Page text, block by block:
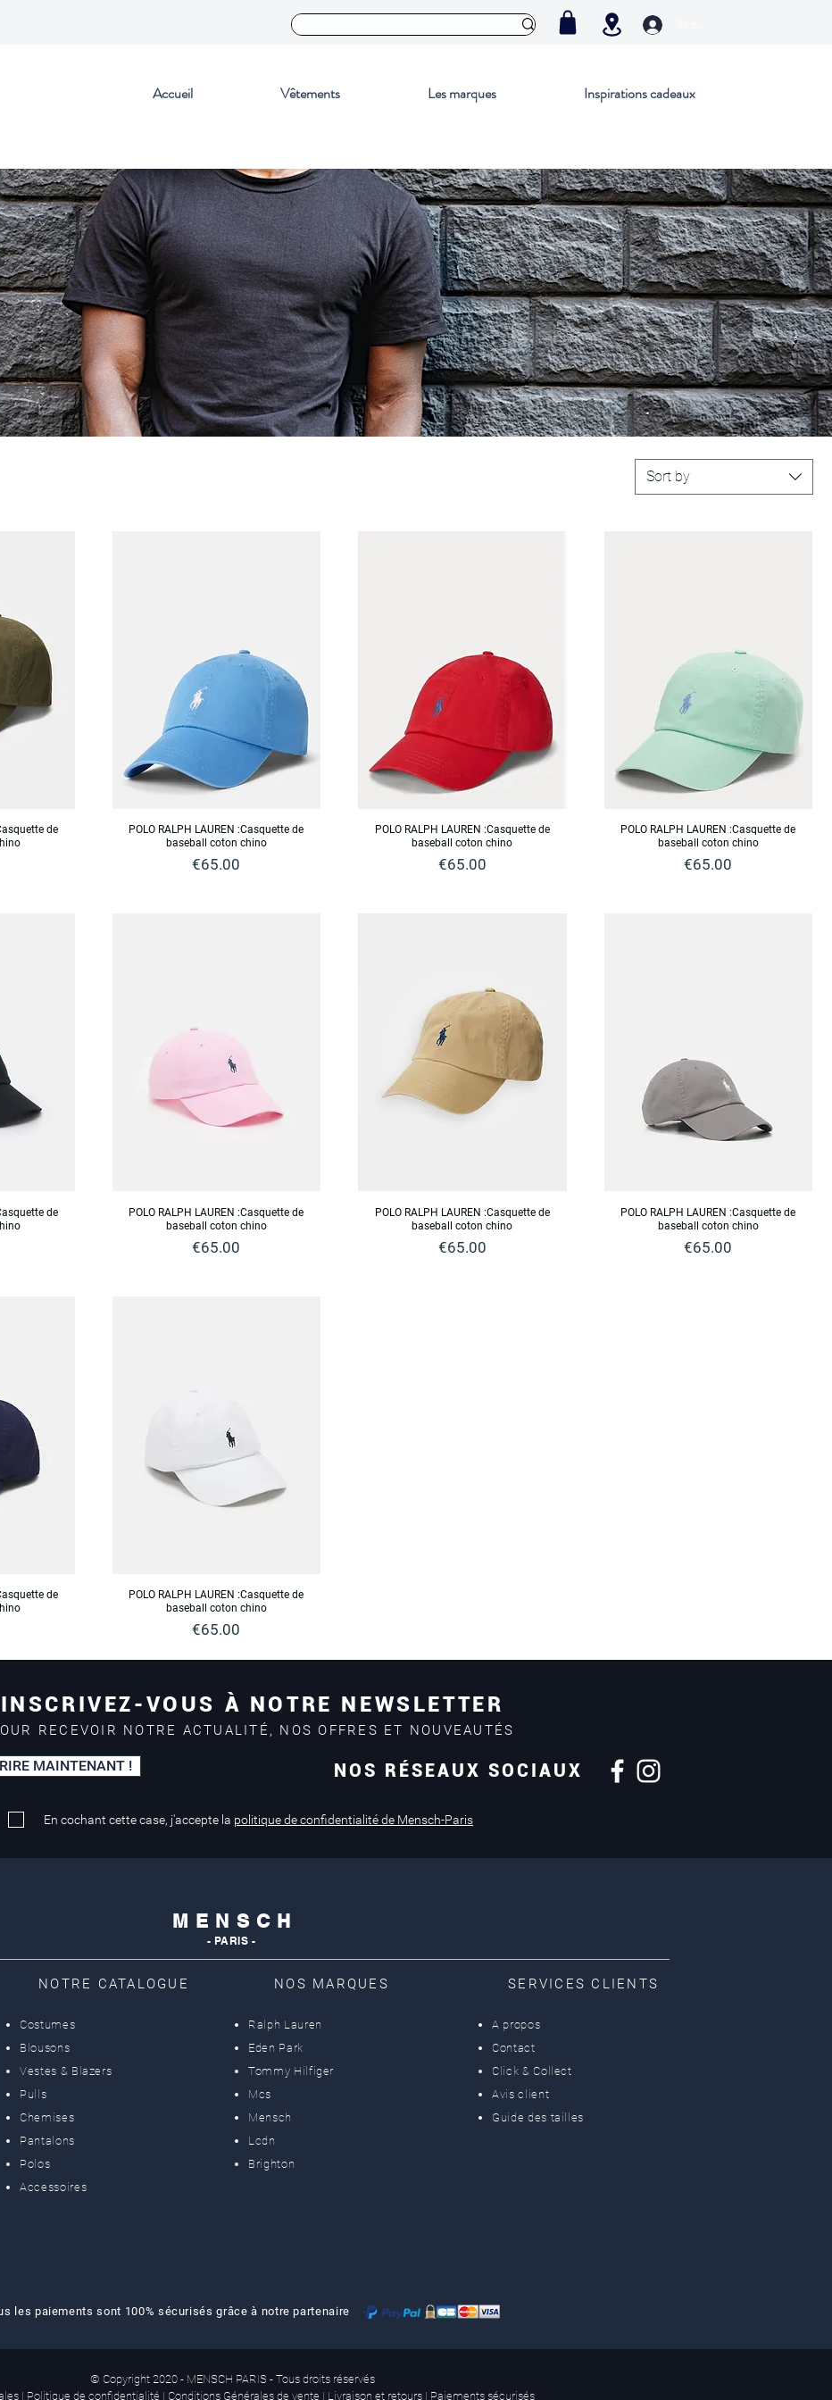
Accueil Vêtements Les marques Inspirations cadeaux
Sort by
de
POLO RALPH LAUREN :Casquette de
baseball coton chino
Price
€65.00
POLO RALPH LAUREN :Casquette de
baseball coton chino
Price
€65.00
POLO RALPH LAUREN :Casquette de
baseball coton chino
Price
€65.00
de
POLO RALPH LAUREN :Casquette de
baseball coton chino
Price
€65.00
POLO RALPH LAUREN :Casquette de
baseball coton chino
Price
€65.00
POLO RALPH LAUREN :Casquette de
baseball coton chino
Price
€65.00
de
POLO RALPH LAUREN :Casquette de
baseball coton chino
Price
€65.00
INSCRIVEZ-VOUS À NOTRE NEWSLETTER
RECEVOIR NOTRE ACTUALITÉ, NOS OFFRES ET NOUVEAUTÉS
MAINTENANT ! NOS RÉSEAUX SOCIAUX
En cochant cette case, j'accepte la politique de confidentialité de Mensch-Paris
M E N S C H
- PARIS -
NOTRE CATALOGUE
Costumes
Blousons
Vestes & Blazers
Pulls
Chemises
Pantalons
Polos
Accessoires
NOS MARQUES
Ralph Lauren
Eden Park
Tommy Hilfiger
Mcs
Mensch
Lcdn
Brighton
SERVICES CLIENTS
A propos
Contact
Click & Collect
Avis client
Guide des tailles
les paiements sont 100% sécurisés grâce à notre partenaire
© Copyright 2020 - MENSCH PARIS - Tous droits réservés
| Politique de confidentialité | Conditions Générales de vente | Livraison et retours| Paiements sécurisés